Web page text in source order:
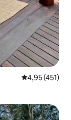
Classificação
4,95 (451)